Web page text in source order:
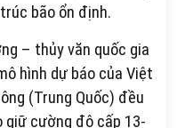
bão ổn định.
– thủy văn quốc gia
hình dự báo của Việt
(Trung Quốc) đều
giữ cường độ cấp 13-